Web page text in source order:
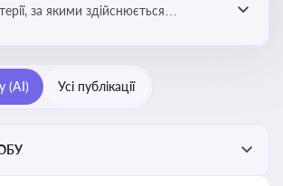
за якими здійснюється
(AI) Усі публікації